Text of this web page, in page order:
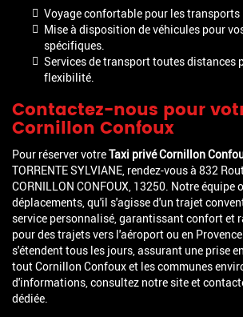
Voyage confortable pour les transports
Mise à disposition de véhicules pour
spécifiques.
Services de transport toutes distances
flexibilité.
Contactez-nous pour
Cornillon Confoux
Pour réserver votreTaxi privé Cornillon
TORRENTE SYLVIANE, rendez-vous à 832
CORNILLON CONFOUX, 13250. Notre équipe
déplacements, qu'il s'agisse d'un trajet
service personnalisé, garantissant confort et
pour des trajets vers l'aéroport ou en
s'étendent tous les jours, assurant une prise
tout Cornillon Confoux et les communes
d'informations, consultez notre site et
dédiée.